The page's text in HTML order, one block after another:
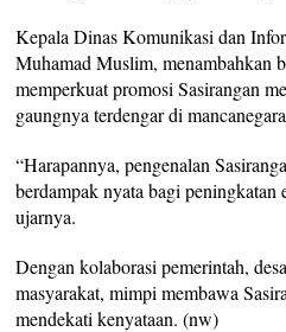
Kepala Dinas Komunikasi dan
Muhamad Muslim, menambahkan
memperkuat promosi Sasirangan
gaungnya terdengar di
“Harapannya, pengenalan
berdampak nyata bagi
ujarnya.
Dengan kolaborasi pemerintah,
masyarakat, mimpi membawa
mendekati kenyataan. (nw)